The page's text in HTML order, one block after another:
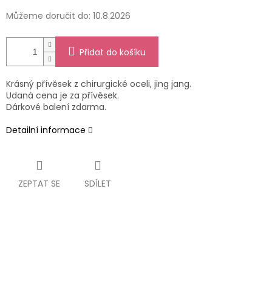
Můžeme doručit do: 10.8.2026
Přidat do košíku
Krásný přívěsek z chirurgické oceli, jing jang.
Udaná cena je za přívěsek.
Dárkové balení zdarma.
Detailní informace
ZEPTAT SE SDÍLET